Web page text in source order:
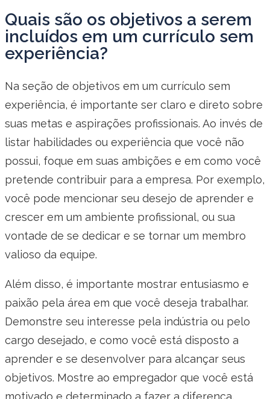
Quais são os objetivos a serem
incluídos em um currículo sem
experiência?
Na seção de objetivos em um currículo sem
experiência, é importante ser claro e direto sobre
suas metas e aspirações profissionais. Ao invés de
listar habilidades ou experiência que você não
possui, foque em suas ambições e em como você
pretende contribuir para a empresa. Por exemplo,
você pode mencionar seu desejo de aprender e
crescer em um ambiente profissional, ou sua
vontade de se dedicar e se tornar um membro
valioso da equipe.
Além disso, é importante mostrar entusiasmo e
paixão pela área em que você deseja trabalhar.
Demonstre seu interesse pela indústria ou pelo
cargo desejado, e como você está disposto a
aprender e se desenvolver para alcançar seus
objetivos. Mostre ao empregador que você está
motivado e determinado a fazer a diferença,